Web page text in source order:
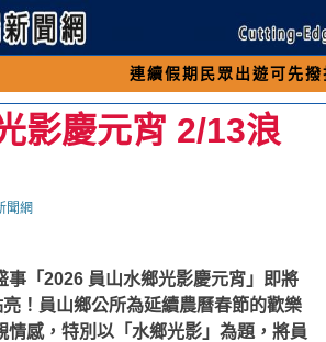
連續假期民眾出遊可先撥打交通 「
影慶元宵 2/13浪
聞網
事「2026 員山水鄉光影慶元宵」即將
！員山鄉公所為延續農曆春節的歡樂
情感，特別以「水鄉光影」為題，將員